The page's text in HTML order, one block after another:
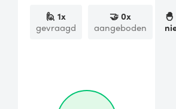
🙋 1x
gevraagd
🤝0x
aangeboden
🐣